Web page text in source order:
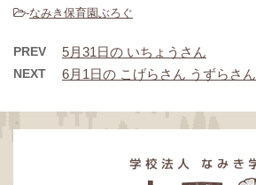
-なみき保育園ぶろぐ
PREV 5月31日の いちょうさん
NEXT 6月1日の こげらさん うずらさん